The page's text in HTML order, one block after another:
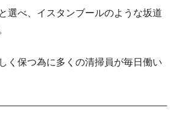
現地在住者が明
選べ、イスタンブールのような坂道
く保つ為に多くの清掃員が毎日働い